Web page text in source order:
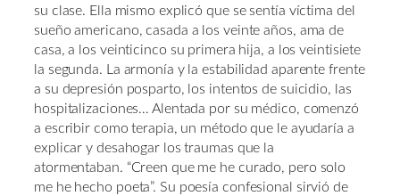
su clase. Ella mismo explicó que se sentía víctima del
sueño americano, casada a los veinte años, ama de
casa, a los veinticinco su primera hija, a los veintisiete
la segunda. La armonía y la estabilidad aparente frente
a su depresión posparto, los intentos de suicidio, las
hospitalizaciones… Alentada por su médico, comenzó
a escribir como terapia, un método que le ayudaría a
explicar y desahogar los traumas que la
atormentaban. “Creen que me he curado, pero solo
me he hecho poeta”. Su poesía confesional sirvió de